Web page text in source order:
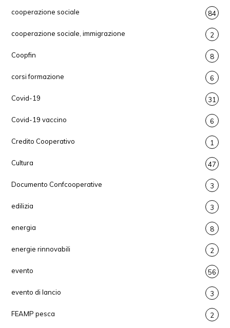
cooperazione sociale 84
cooperazione sociale, immigrazione 2
Coopfin 8
corsi formazione 6
Covid-19 31
Covid-19 vaccino 6
Credito Cooperativo 1
Cultura 47
Documento Confcooperative 3
edilizia 3
energia 8
energie rinnovabili 2
evento 56
evento di lancio 3
FEAMP pesca 2